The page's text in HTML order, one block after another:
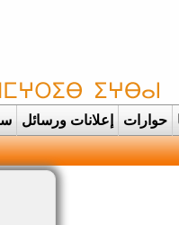
حوارات إعلانات ورسائل